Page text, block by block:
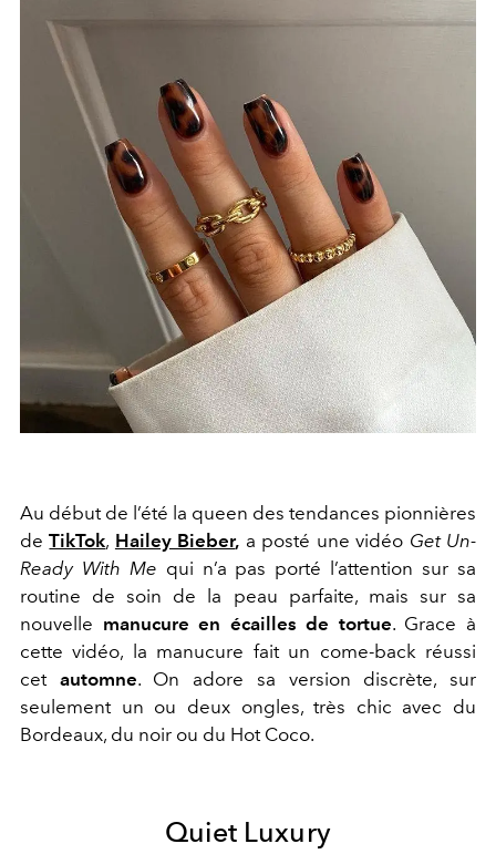
Au début de l’été la queen des tendances pionnières
de TikTok, Hailey Bieber, a posté une vidéo Get Un-
Ready With Me qui n’a pas porté l’attention sur sa
routine de soin de la peau parfaite, mais sur sa
nouvelle manucure en écailles de tortue. Grace à
cette vidéo, la manucure fait un come-back réussi
cet automne. On adore sa version discrète, sur
seulement un ou deux ongles, très chic avec du
Bordeaux, du noir ou du Hot Coco.
Quiet Luxury